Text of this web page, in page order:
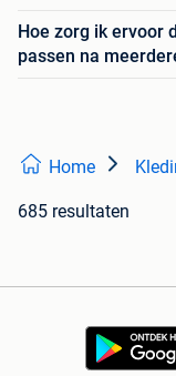
Hoe zorg ik ervoor
passen na
Home
685 resultaten